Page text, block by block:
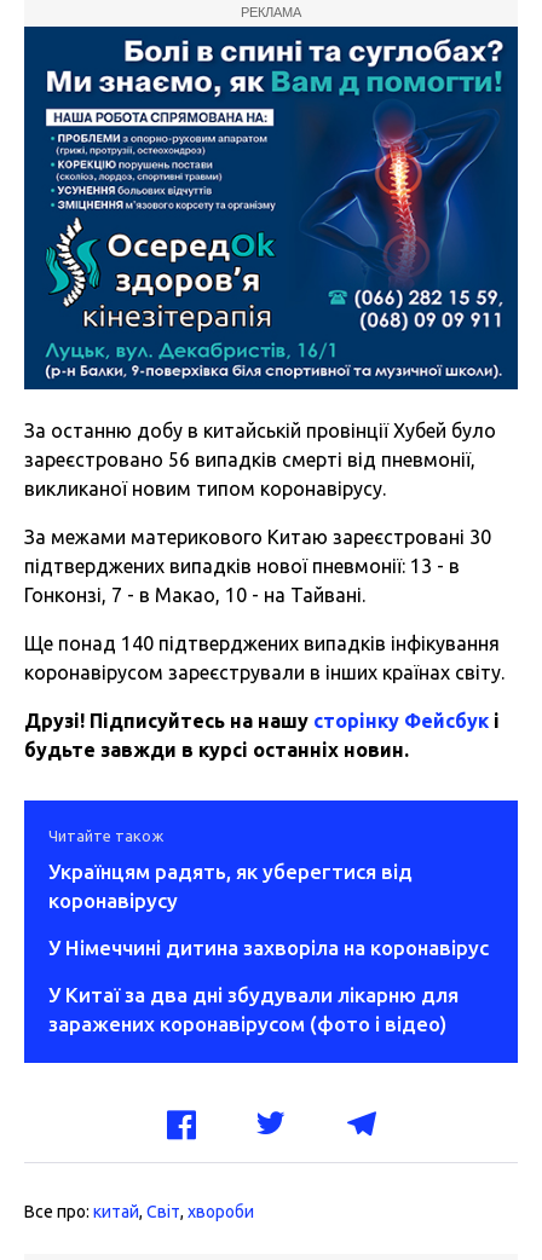
РЕКЛАМА
За останню добу в китайській провінції Хубей було
зареєстровано 56 випадків смерті від пневмонії,
викликаної новим типом коронавірусу.
За межами материкового Китаю зареєстровані 30
підтверджених випадків нової пневмонії: 13 - в
Гонконзі, 7 - в Макао, 10 - на Тайвані.
Ще понад 140 підтверджених випадків інфікування
коронавірусом зареєстрували в інших країнах світу.
Друзі! Підписуйтесь на нашу сторінку Фейсбук і
будьте завжди в курсі останніх новин.
Читайте також
Українцям радять, як уберегтися від
коронавірусу
У Німеччині дитина захворіла на коронавірус
У Китаї за два дні збудували лікарню для
заражених коронавірусом (фото і відео)
Все про: китай, Світ, хвороби